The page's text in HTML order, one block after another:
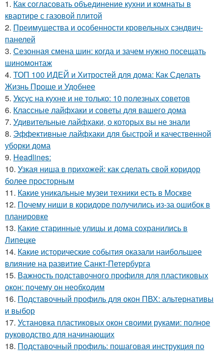
1. Как согласовать объединение кухни и комнаты в
квартире с газовой плитой
2. Преимущества и особенности кровельных сэндвич-
панелей
3. Сезонная смена шин: когда и зачем нужно посещать
шиномонтаж
4. ТОП 100 ИДЕЙ и Хитростей для дома: Как Сделать
Жизнь Проще и Удобнее
5. Уксус на кухне и не только: 10 полезных советов
6. Классные лайфхаки и советы для вашего дома
7. Удивительные лайфхаки, о которых вы не знали
8. Эффективные лайфхаки для быстрой и качественной
уборки дома
9. Headlines:
10. Узкая ниша в прихожей: как сделать свой коридор
более просторным
11. Какие уникальные музеи техники есть в Москве
12. Почему ниши в коридоре получились из-за ошибок в
планировке
13. Какие старинные улицы и дома сохранились в
Липецке
14. Какие исторические события оказали наибольшее
влияние на развитие Санкт-Петербурга
15. Важность подставочного профиля для пластиковых
окон: почему он необходим
16. Подставочный профиль для окон ПВХ: альтернативы
и выбор
17. Установка пластиковых окон своими руками: полное
руководство для начинающих
18. Подставочный профиль: пошаговая инструкция по